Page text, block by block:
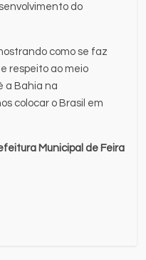
do
como se faz
respeito ao meio
a Bahia na
colocar o Brasil em
Municipal de Feira